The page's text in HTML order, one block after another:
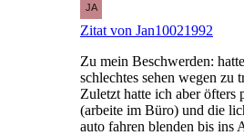
Zitat von Jan10021992
Zu mein Beschwerden:
schlechtes sehen wegen zu
Zuletzt hatte ich aber öfters
(arbeite im Büro) und die
auto fahren blenden bis ins